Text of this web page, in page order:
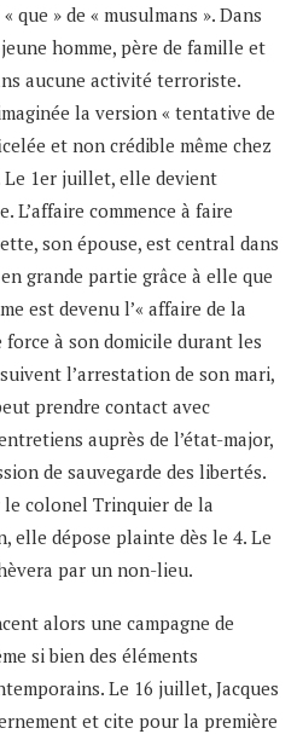
que » de « musulmans ». Dans
homme, père de famille et
aucune activité terroriste.
la version « tentative de
et non crédible même chez
Le 1er juillet, elle devient
commence à faire
son épouse, est central dans
grande partie grâce à elle que
est devenu l’« affaire de la
force à son domicile durant les
l’arrestation de son mari,
prendre contact avec
auprès de l’état-major,
de sauvegarde des libertés.
colonel Trinquier de la
elle dépose plainte dès le 4. Le
par un non-lieu.
alors une campagne de
si bien des éléments
Le 16 juillet, Jacques
et cite pour la première